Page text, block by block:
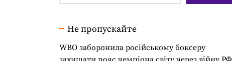
Не пропускайте
WBO заборонила російському боксеру